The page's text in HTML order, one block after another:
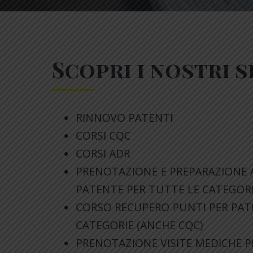
Scopri i nostri
RINNOVO PATENTI
CORSI CQC
CORSI ADR
PRENOTAZIONE E PREPARAZIONE
PATENTE PER TUTTE LE
CORSO RECUPERO PUNTI PER
CATEGORIE (ANCHE CQC)
PRENOTAZIONE VISITE MEDICHE